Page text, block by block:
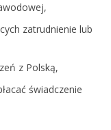
zatrudnienie lub
z Polską,
świadczenie